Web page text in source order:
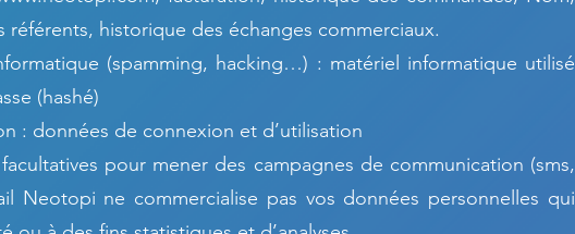
historique des échanges commerciaux.
(spamming, hacking…) : matériel informatique utilisé
(hashé)
: données de connexion et d’utilisation
pour mener des campagnes de communication (sms,
Neotopi ne commercialise pas vos données personnelles qui